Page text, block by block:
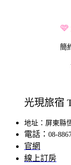
🩷
簡
光現旅宿
地址：屏東縣
電話： 08-
官網
線上訂房